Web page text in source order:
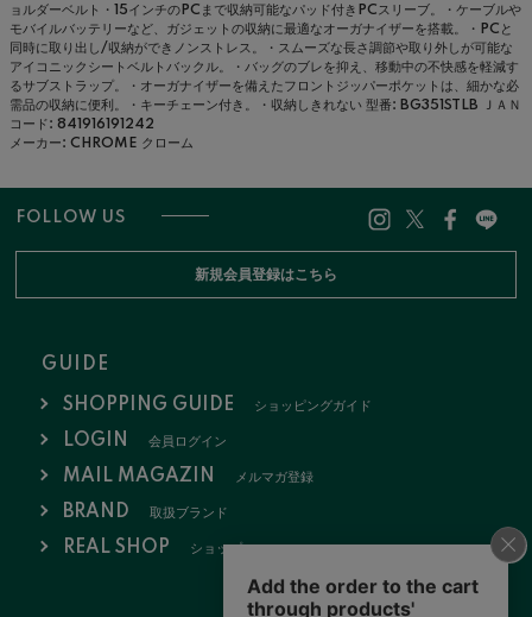
ョルダーベルト・15インチのPCまで収納可能なパッド付きPCスリーブ。・ケーブルや
モバイルバッテリーなど、ガジェットの収納に最適なオーガナイザーを搭載。・PCと
同時に取り出し/収納ができノンストレス。・スムーズな長さ調節や取り外しが可能な
アイコニックシートベルトバックル。・バッグのブレを抑え、移動中の不快感を軽減す
るサブストラップ。・オーガナイザーを備えたフロントジッパーポケットは、細かな必
需品の収納に便利。・キーチェーン付き。・収納しきれない 型番: BG351STLB ＪＡＮ
コード: 841916191242
メーカー: CHROME クローム
FOLLOW US
新規会員登録はこちら
GUIDE
SHOPPING GUIDE ショッピングガイド
LOGIN 会員ログイン
MAIL MAGAZIN メルマガ登録
BRAND 取扱ブランド
REAL SHOP ショップ